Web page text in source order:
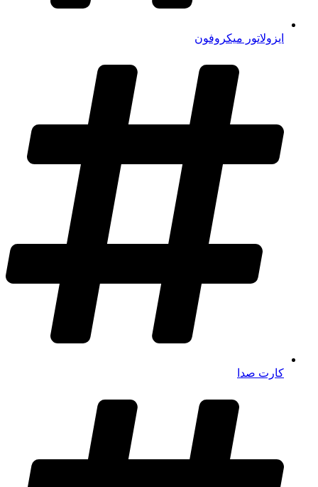
ایزولاتور میکروفون
کارت صدا